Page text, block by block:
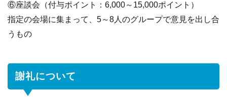
⑥座談会（付与ポイント：6,000～15,000ポイント）
指定の会場に集まって、5～8人のグループで意見を出し合
うもの
謝礼について